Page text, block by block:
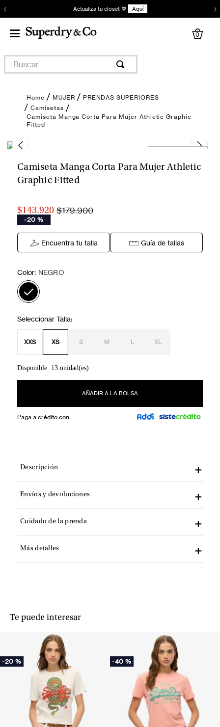
‹ Actualiza tu clóset 💙 Aquí ›
0
Buscar
MUJER
PRENDAS SUPERIORES
Camisetas
Camiseta Manga Corta Para Mujer Athletic Graphic
Fitted
Camiseta Manga Corta Para Mujer Athletic
Graphic Fitted
$143.920 $179.900
-20 %
Encuentra tu talla Guía de tallas
Color: NEGRO
XXS XS S M L XL
Disponible: 13 unidad(es)
AÑADIR A LA BOLSA
Paga a crédito con
Descripción
Envíos y devoluciones
Cuidado de la prenda
Más detalles
Te puede interesar
-20 % -40 %